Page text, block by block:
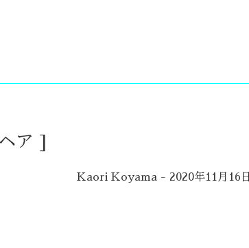
ア ]
Kaori Koyama - 2020年11月16日